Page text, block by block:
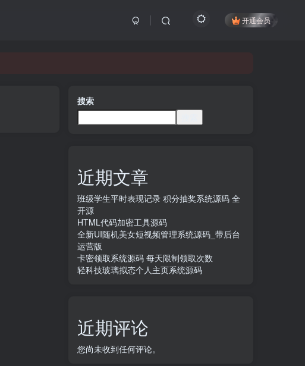
开通会员
搜索
近期文章
班级学生平时表现记录 积分抽奖系统源码 全
开源
HTML代码加密工具源码
全新UI随机美女短视频管理系统源码_带后台
运营版
卡密领取系统源码 每天限制领取次数
轻科技玻璃拟态个人主页系统源码
近期评论
您尚未收到任何评论。